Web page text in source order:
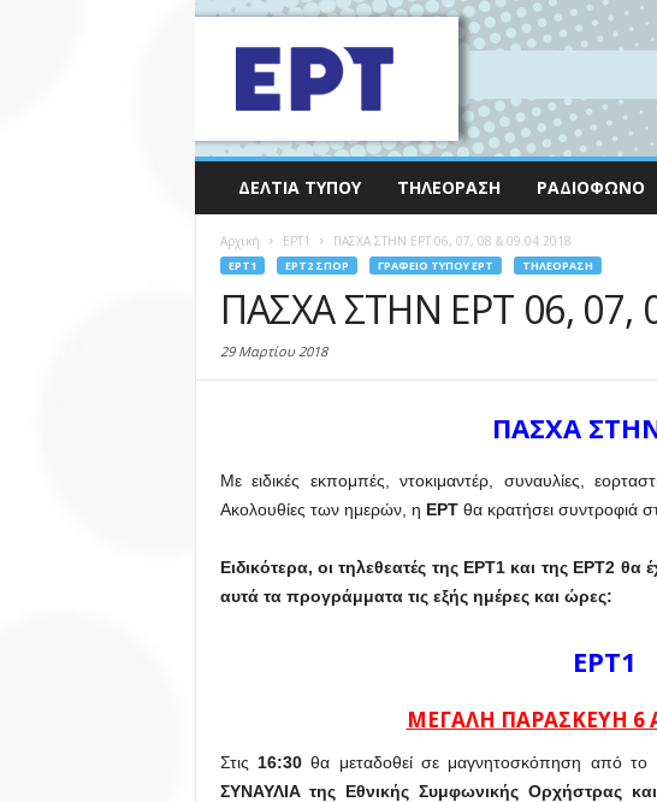
ΔΕΛΤΊΑ ΤΎΠΟΥ ΤΗΛΕΌΡΑΣΗ ΡΑΔΙΌΦΩΝΟ
Αρχική EΡΤ1 ΠΑΣΧΑ ΣΤΗΝ ΕΡΤ 06, 07, 08 & 09.04.2018
EΡΤ1 EΡΤ2 ΣΠΟΡ ΓΡΑΦΕΊΟ ΤΎΠΟΥ ΕΡΤ ΤΗΛΕΌΡΑΣΗ
ΠΑΣΧΑ ΣΤΗΝ ΕΡΤ 06, 07,
29 Μαρτίου 2018
ΠΑΣΧΑ
Με ειδικές εκπομπές, ντοκιμαντέρ, συναυλίες,
Ακολουθίες των ημερών, η ΕΡΤθα κρατήσει συντροφιά
Ειδικότερα, οι τηλεθεατές της ΕΡΤ1 και της ΕΡΤ2
αυτά τα προγράμματα τις εξής ημέρες και ώρες:
ΕΡΤ1
ΜΕΓΑΛΗ ΠΑΡΑΣΚΕΥΗ 6
Στις 16:30θα μεταδοθεί σε μαγνητοσκόπηση από
ΣΥΝΑΥΛΙΑ της Εθνικής Συμφωνικής Ορχήστρας